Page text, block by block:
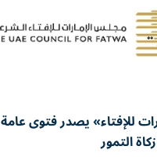
للإفتاء» يصدر فتوى عامة
التمور